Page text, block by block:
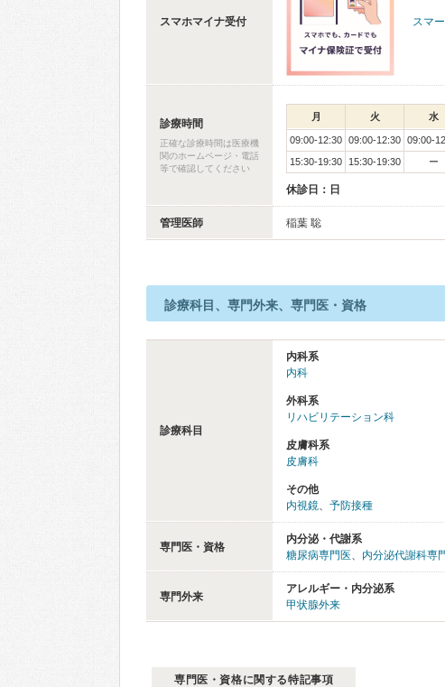
スマホマイナ受付 スマ
診療時間
正確な診療時間は医療機
関のホームページ・電話
等で確認してください
月 火 水
09:00-12:30 09:00-12:30 09:00-
15:30-19:30
15:30-19:30 ー
休診日：日
管理医師 稲葉 聡
診療科目、専門外来、専門医・資格
診療科目
内科系
内科
外科系
リハビリテーション科
皮膚科系
皮膚科
その他
内視鏡、 予防接種
専門医・資格
内分泌・代謝系
糖尿病専門医、 内分泌代謝科専
専門外来
アレルギー・内分泌系
甲状腺外来
専門医・資格に関する特記事項